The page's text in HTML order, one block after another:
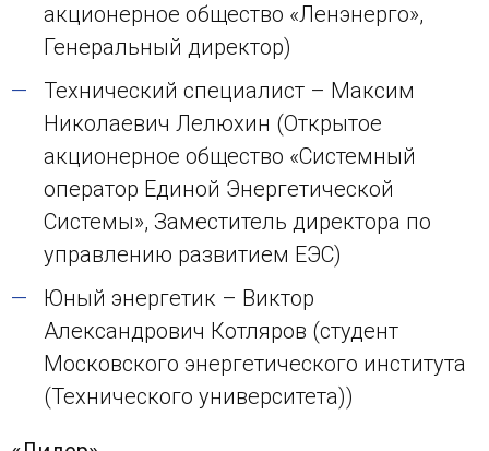
акционерное общество «Ленэнерго»,
Генеральный директор)
Технический специалист – Максим
Николаевич Лелюхин (Открытое
акционерное общество «Системный
оператор Единой Энергетической
Системы», Заместитель директора по
управлению развитием ЕЭС)
Юный энергетик – Виктор
Александрович Котляров (студент
Московского энергетического института
(Технического университета))